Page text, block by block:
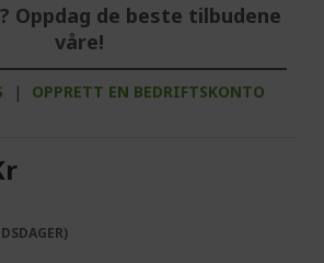
Oppdag de beste tilbudene
våre!
| OPPRETT EN BEDRIFTSKONTO